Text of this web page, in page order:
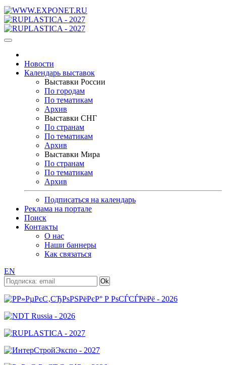
Новости
Календарь выставок
Выставки России
По городам
По тематикам
Архив
Выставки СНГ
По странам
По тематикам
Архив
Выставки Мира
По странам
По тематикам
Архив
Подписаться на календарь
Реклама на портале
Поиск
Контакты
О нас
Наши баннеры
Как связаться
EN